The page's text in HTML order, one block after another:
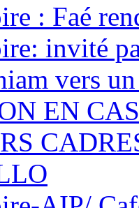
: Faé
invité
vers
EN